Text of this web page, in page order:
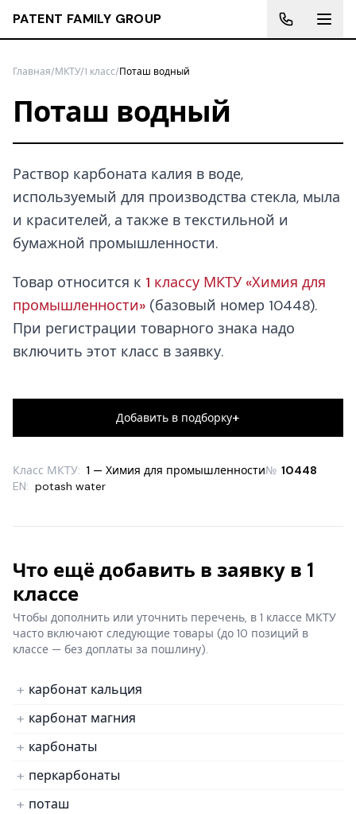
PATENT FAMILY GROUP
Главная/МКТУ/1 класс/Поташ водный
Поташ водный
Раствор карбоната калия в воде,
используемый для производства стекла, мыла
и красителей, а также в текстильной и
бумажной промышленности.
Товар относится к 1 классу МКТУ «Химия для
промышленности» (базовый номер 10448).
При регистрации товарного знака надо
включить этот класс в заявку.
Добавить в подборку+
Класс МКТУ: 1 — Химия для промышленности№ 10448
EN: potash water
Что ещё добавить в заявку в 1
классе
Чтобы дополнить или уточнить перечень, в 1 классе МКТУ
часто включают следующие товары (до 10 позиций в
классе — без доплаты за пошлину).
карбонат кальция
карбонат магния
карбонаты
перкарбонаты
поташ